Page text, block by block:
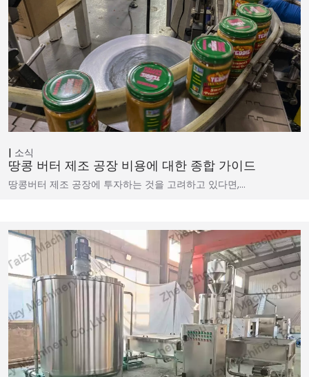
소식
땅콩 버터 제조 공장 비용에 대한 종합 가이드
땅콩버터 제조 공장에 투자하는 것을 고려하고 있다면,…